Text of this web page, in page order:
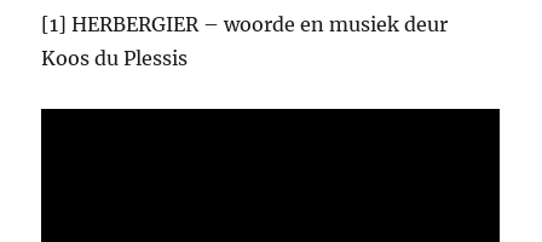
[1] HERBERGIER – woorde en musiek deur
Koos du Plessis